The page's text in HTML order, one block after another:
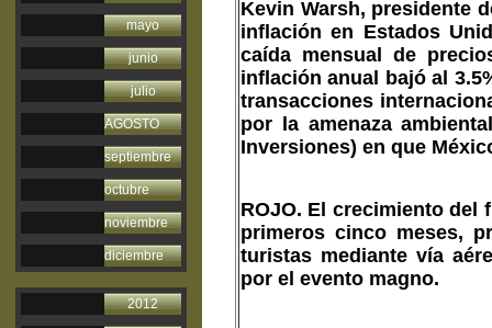
mayo
junio
julio
AGOSTO
septiembre
octubre
noviembre
diciembre
2012
Kevin Warsh, presidente
inflación en Estados
caída mensual de
inflación anual bajó al
transacciones
por la amenaza
Inversiones) en que
ROJO. El crecimiento del
primeros cinco meses,
turistas mediante vía
por el evento magno.